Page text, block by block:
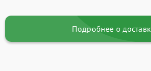
Подробнее о